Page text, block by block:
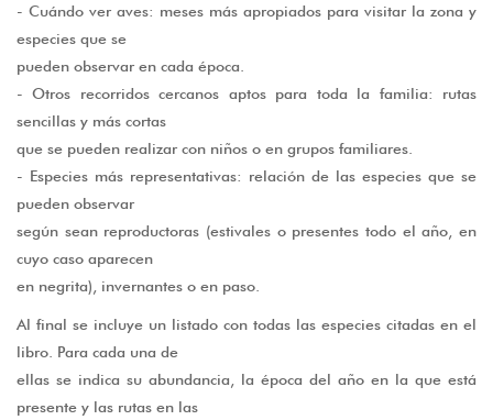
- Cuándo ver aves: meses más apropiados para visitar la zona y
especies que se
pueden observar en cada época.
- Otros recorridos cercanos aptos para toda la familia: rutas
sencillas y más cortas
que se pueden realizar con niños o en grupos familiares.
- Especies más representativas: relación de las especies que se
pueden observar
según sean reproductoras (estivales o presentes todo el año, en
cuyo caso aparecen
en negrita), invernantes o en paso.
Al final se incluye un listado con todas las especies citadas en el
libro. Para cada una de
ellas se indica su abundancia, la época del año en la que está
presente y las rutas en las